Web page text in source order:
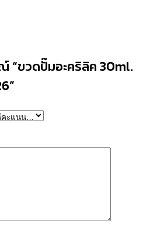
“ขวดปั๊มอะคริลิค 30ml.